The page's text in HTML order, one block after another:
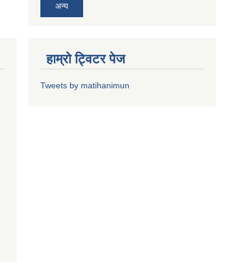
अन्य
हाम्राे ट्विटर पेज
Tweets by matihanimun